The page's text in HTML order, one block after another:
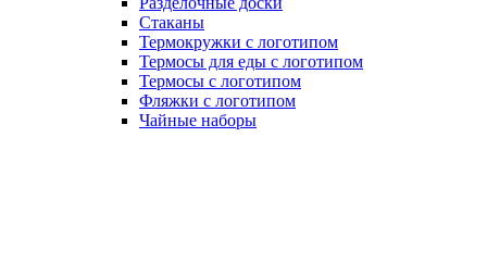
Стаканы
Термокружки с логотипом
Термосы для еды с логотипом
Термосы с логотипом
Фляжки с логотипом
Чайные наборы